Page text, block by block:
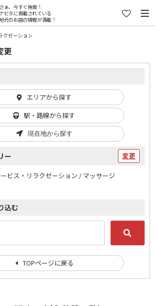
さぁ、今すぐ検索！
ナビタに掲載されている
元のお店の情報が満載！
クゼーション
更
エリアから探す
駅・路線から探す
現在地から探す
ー 変更
ビス・リラクゼーション / マッサージ
込む
TOPページに戻る